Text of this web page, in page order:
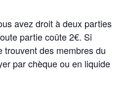
avez droit à deux parties
partie coûte 2€. Si
trouvent des membres du
par chèque ou en liquide